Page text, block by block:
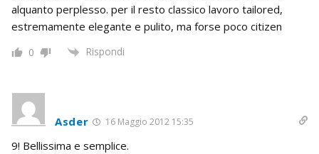
alquanto perplesso. per il resto classico lavoro tailored,
estremamente elegante e pulito, ma forse poco citizen
0 Rispondi
Asder 16 Maggio 2012 15:35
9! Bellissima e semplice.